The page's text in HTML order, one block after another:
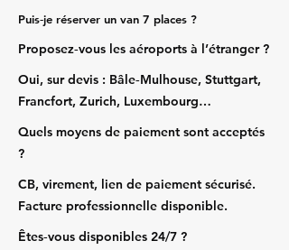
Puis‑je réserver un van 7 places ?
Proposez‑vous les aéroports à l’étranger ?
Oui, sur devis : Bâle‑Mulhouse, Stuttgart,
Francfort, Zurich, Luxembourg…
Quels moyens de paiement sont acceptés
?
CB, virement, lien de paiement sécurisé.
Facture professionnelle disponible.
Êtes‑vous disponibles 24/7 ?